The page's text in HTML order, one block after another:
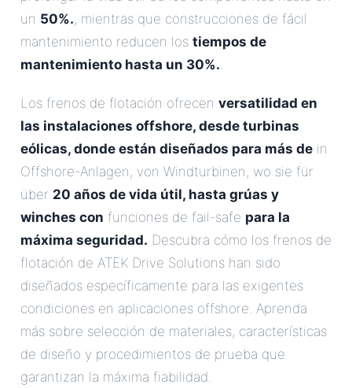
un 50%., mientras que construcciones de fácil
mantenimiento reducen los tiempos de
mantenimiento hasta un 30%..
Los frenos de flotación ofrecen versatilidad en
las instalaciones offshore, desde turbinas
eólicas, donde están diseñados para más de in
Offshore-Anlagen, von Windturbinen, wo sie für
über 20 años de vida útil, hasta grúas y
winches con funciones de fail-safe para la
máxima seguridad. Descubra cómo los frenos de
flotación de ATEK Drive Solutions han sido
diseñados específicamente para las exigentes
condiciones en aplicaciones offshore. Aprenda
más sobre selección de materiales, características
de diseño y procedimientos de prueba que
garantizan la máxima fiabilidad.